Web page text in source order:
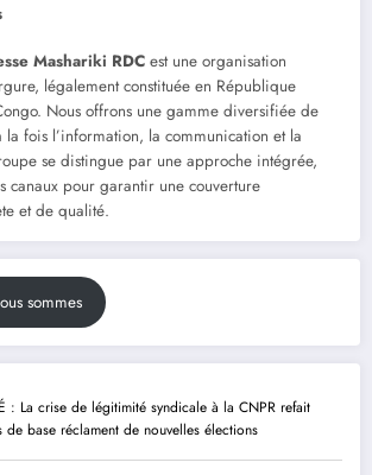
Mashariki RDC est une organisation
légalement constituée en République
Nous offrons une gamme diversifiée de
la fois l’information, la communication et la
se distingue par une approche intégrée,
canaux pour garantir une couverture
et de qualité.
sommes
: La crise de légitimité syndicale à la CNPR refait
de base réclament de nouvelles élections